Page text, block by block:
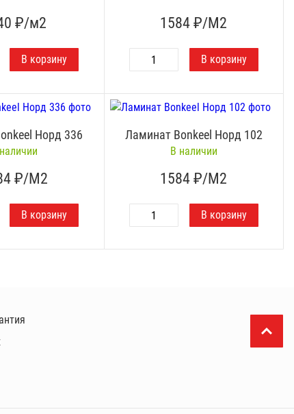
₽/м2 1584₽/М2
Норд 336
₽/М2
Ламинат Bonkeel Норд 102
В наличии
1584₽/М2